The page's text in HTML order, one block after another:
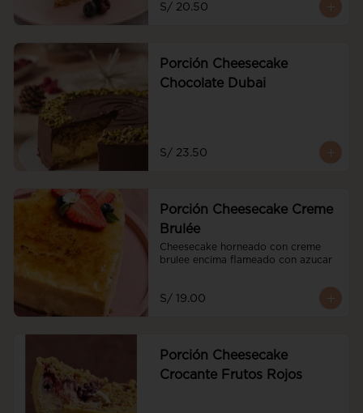
S/ 20.50
Porción Cheesecake
Chocolate Dubai
S/ 23.50
Porción Cheesecake Creme
Brulée
Cheesecake horneado con creme
brulee encima flameado con azucar
S/ 19.00
Porción Cheesecake
Crocante Frutos Rojos